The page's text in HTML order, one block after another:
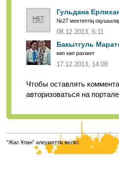
Гульдана
№27 мектептің
08.12.2013, 6:11
Бакытгуль
көп көп рахмет
17.12.2013, 14:08
Чтобы оставлять
авторизоваться на
“Жас Ұлан” әлеуметтік желісі